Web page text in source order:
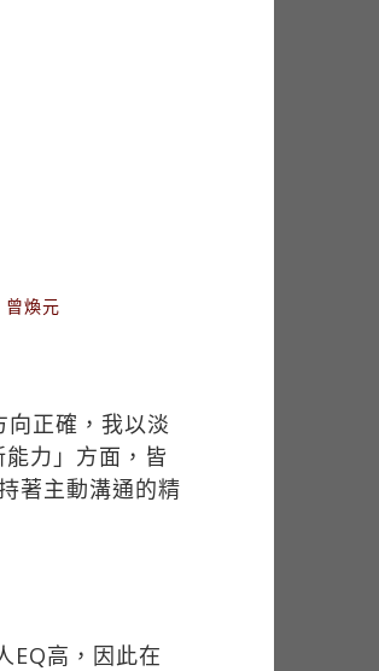
曾煥元
正確，我以淡
力」方面，皆
著主動溝通的精
EQ高，因此在